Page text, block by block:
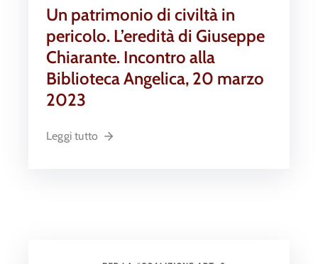
Un patrimonio di civiltà in
pericolo. L’eredità di Giuseppe
Chiarante. Incontro alla
Biblioteca Angelica, 20 marzo
2023
Leggi tutto